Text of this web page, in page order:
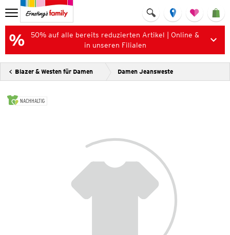
50% auf alle bereits reduzierten Artikel | Online &
in unseren Filialen
Blazer & Westen für Damen Damen Jeansweste
NACHHALTIG